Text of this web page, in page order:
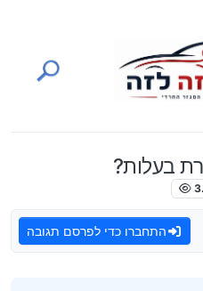
בעלות?
התחברו כדי לפרסם תגובה